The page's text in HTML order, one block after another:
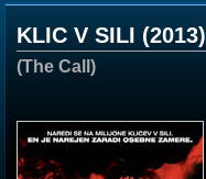
KLIC V SILI (2013)
(The Call)